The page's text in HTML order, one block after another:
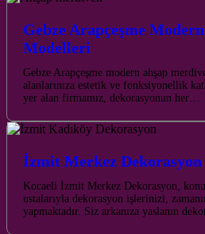
Gebze Arapçeşme
Modelleri
Gebze Arapçeşme modern ahşap
alanlarınıza estetik ve fonksiyonellik
yer alan firmamız, dekorasyonun her…
İzmit Merkez Dekorasyon
Kocaeli İzmit Merkez Dekorasyon,
ustalarıyla dekorasyon işlerinizi,
yapmaktadır. Siz arkanıza yaslanın